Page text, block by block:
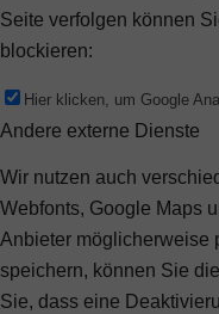
Seite verfolgen können
blockieren:
Hier klicken, um Google
Andere externe Dienste
Wir nutzen auch
Webfonts, Google Maps
Anbieter möglicherweise
speichern, können Sie
Sie, dass eine